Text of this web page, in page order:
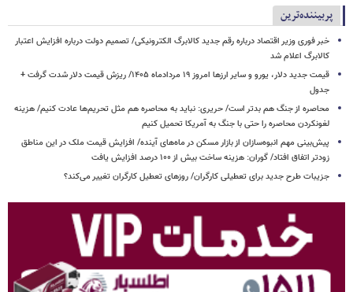
پربیننده‌ترین
خبر فوری وزیر اقتصاد درباره رقم جدید کالابرگ الکترونیکی/ تصمیم دولت درباره افزایش اعتبار
کالابرگ اعلام شد
قیمت جدید دلار، یورو و سایر ارزها امروز ۱۹ مردادماه ۱۴۰۵/ ریزش قیمت دلار شدت گرفت +
جدول
محاصره از جنگ هم بدتر است/ حریری: نباید به محاصره هم مثل تحریم‌ها عادت کنیم/ هزینه
لغونکردن محاصره را حتی با جنگ به آمریکا تحمیل کنیم
پیش‌بینی مهم انبوه‌سازان از بازار مسکن در ماه‌های آینده/ افزایش قیمت ملک در این مناطق
زودتر اتفاق افتاد/ گوران: هزینه ساخت بیش از ۱۰۰ درصد افزایش یافت
جزیبات طرح جدید برای تعطیلی کارگران/ روزهای تعطیل کارگران تغییر می‌کند؟